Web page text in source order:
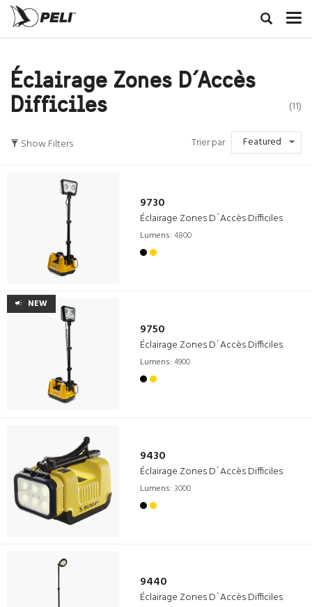
Éclairage Zones D´Accès
Difficiles
(11)
Show Filters Trier par Featured
9730
Éclairage Zones D´Accès Difficiles
Lumens: 4800
NEW
9750
Éclairage Zones D´Accès Difficiles
Lumens: 4900
9430
Éclairage Zones D´Accès Difficiles
Lumens: 3000
9440
Éclairage Zones D´Accès Difficiles